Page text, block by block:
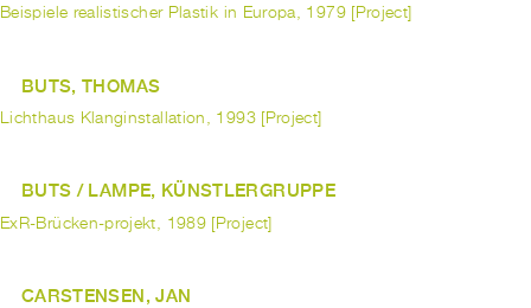
Beispiele realistischer Plastik in Europa, 1979 [Project]
BUTS, THOMAS
Lichthaus Klanginstallation, 1993 [Project]
BUTS / LAMPE, KÜNSTLERGRUPPE
ExR-Brücken-projekt, 1989 [Project]
CARSTENSEN, JAN